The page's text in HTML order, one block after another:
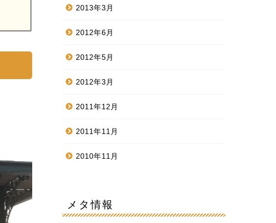
2013年3月
2012年6月
2012年5月
2012年3月
2011年12月
2011年11月
2010年11月
メタ情報